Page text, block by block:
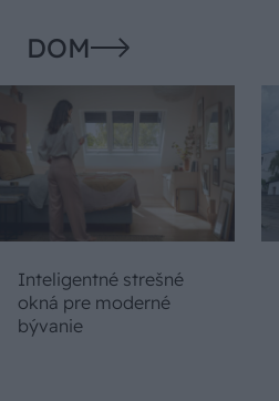
DOM
Inteligentné strešné
okná pre moderné
bývanie